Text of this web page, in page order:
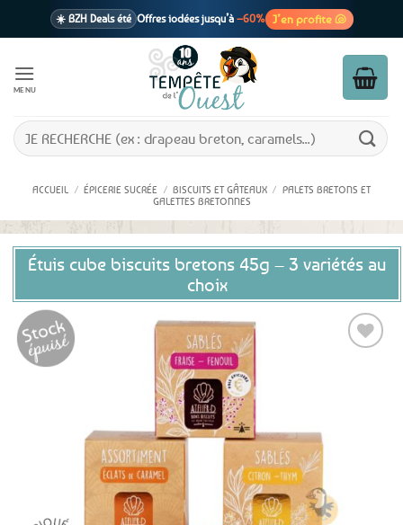
☀️ BZH Deals été Offres iodées jusqu’à –60% J’en profite 🐚
1 cadeau offertdès 39€ d’achats
En point relais dès 3,95€ seulement
MENU
Recherche
pour :
ACCUEIL / ÉPICERIE SUCRÉE / BISCUITS ET GÂTEAUX / PALETS BRETONS ET
GALETTES BRETONNES
Étuis cube biscuits bretons 45g – 3 variétés au
choix